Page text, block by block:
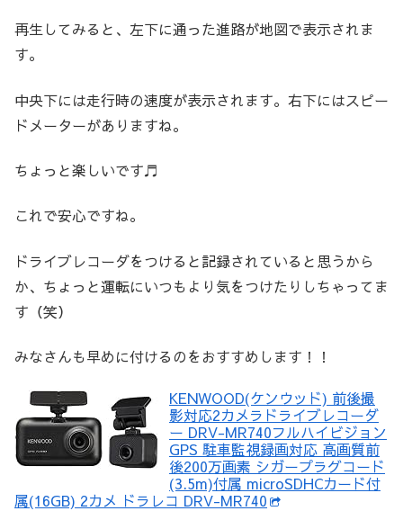
再生してみると、左下に通った進路が地図で表示されま
す。
中央下には走行時の速度が表示されます。右下にはスピー
ドメーターがありますね。
ちょっと楽しいです♬
これで安心ですね。
ドライブレコーダをつけると記録されていると思うから
か、ちょっと運転にいつもより気をつけたりしちゃってま
す（笑）
みなさんも早めに付けるのをおすすめします！！
KENWOOD(ケンウッド) 前後撮
影対応2カメラドライブレコーダ
ー DRV-MR740フルハイビジョン
GPS 駐車監視録画対応 高画質前
後200万画素 シガープラグコード
(3.5m)付属 microSDHCカード付
属(16GB) 2カメ ドラレコ DRV-MR740